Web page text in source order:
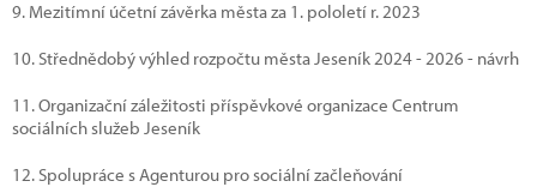
9. Mezitímní účetní závěrka města za 1. pololetí r. 2023
10. Střednědobý výhled rozpočtu města Jeseník 2024 - 2026 - návrh
11. Organizační záležitosti příspěvkové organizace Centrum
sociálních služeb Jeseník
12. Spolupráce s Agenturou pro sociální začleňování